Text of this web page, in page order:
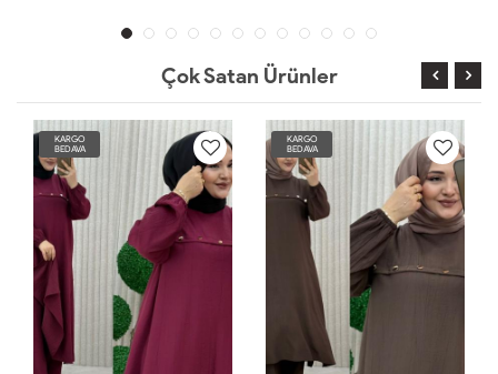
Çok Satan Ürünler
KARGO
BEDAVA
KARGO
BEDAVA